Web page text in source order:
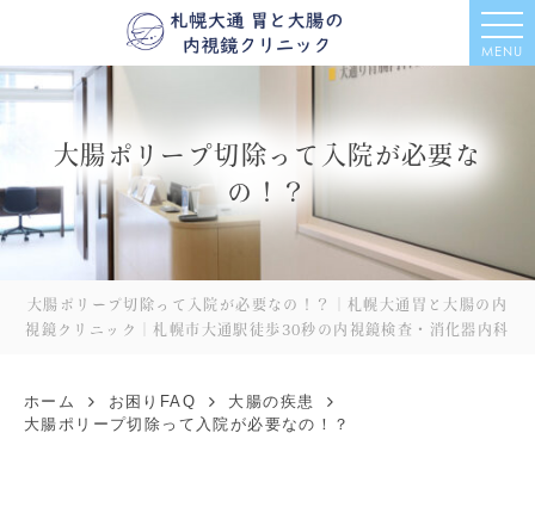
MENU
大腸ポリープ切除って入院が必要な
の！？
大腸ポリープ切除って入院が必要なの！？｜札幌大通胃と大腸の内
視鏡クリニック｜札幌市大通駅徒歩30秒の内視鏡検査・消化器内科
ホーム お困りFAQ
大腸の疾患
大腸ポリープ切除って入院が必要なの！？